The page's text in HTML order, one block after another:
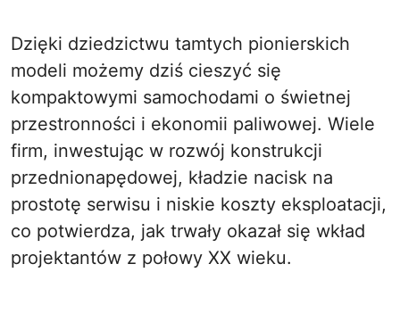
Dzięki dziedzictwu tamtych pionierskich
modeli możemy dziś cieszyć się
kompaktowymi samochodami o świetnej
przestronności i ekonomii paliwowej. Wiele
firm, inwestując w rozwój konstrukcji
przednionapędowej, kładzie nacisk na
prostotę serwisu i niskie koszty eksploatacji,
co potwierdza, jak trwały okazał się wkład
projektantów z połowy XX wieku.